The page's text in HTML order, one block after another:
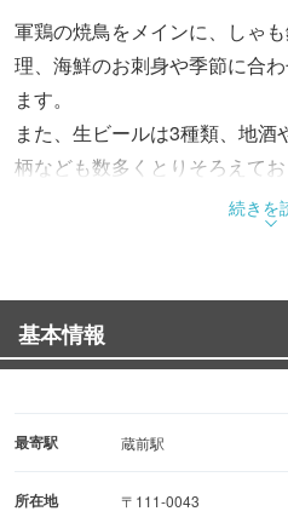
軍鶏の焼鳥をメインに、しゃ
理、海鮮のお刺身や季節に合
ます。
また、生ビールは3種類、地
柄なども数多くとりそろえてお
4～25名様位のご宴会のお席
続きを
基本情報
最寄駅 蔵前駅
所在地
〒111-0043